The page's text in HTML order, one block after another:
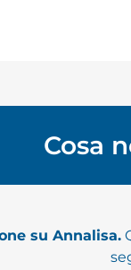
Cosa
su Annalisa.